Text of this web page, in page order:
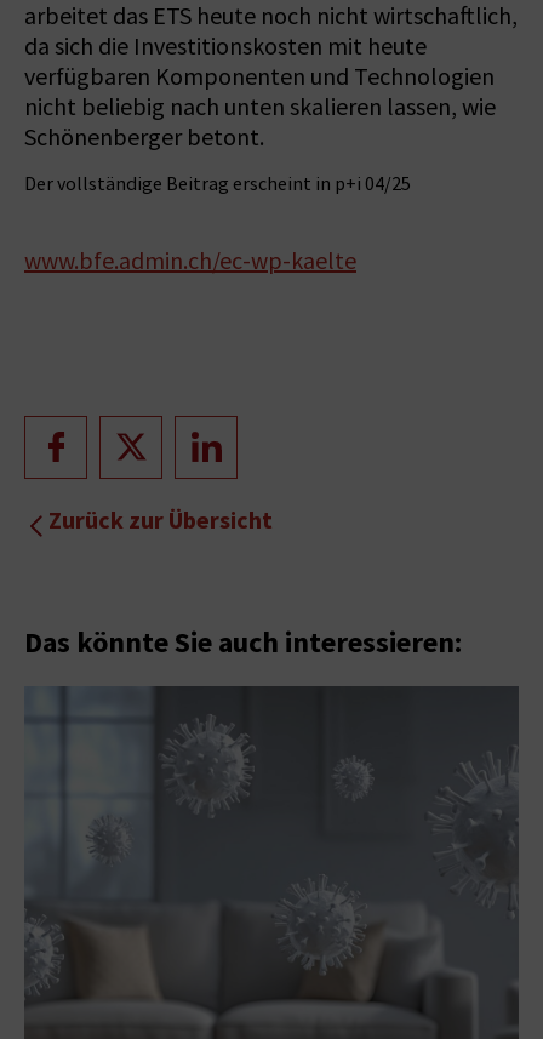
arbeitet das ETS heute noch nicht wirtschaftlich,
da sich die Investitionskosten mit heute
verfügbaren Komponenten und Technologien
nicht beliebig nach unten skalieren lassen, wie
Schönenberger betont.
Der vollständige Beitrag erscheint in p+i 04/25
www.bfe.admin.ch/ec-wp-kaelte
Zurück zur Übersicht
Das könnte Sie auch interessieren: